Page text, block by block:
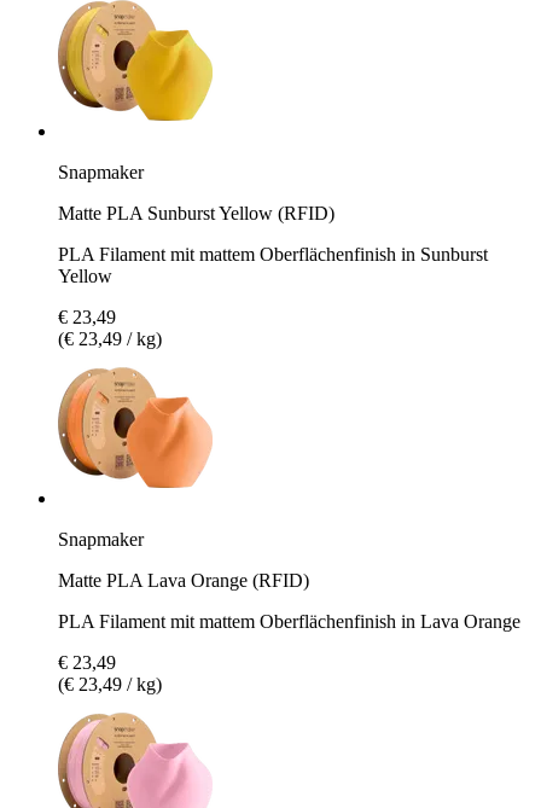
Snapmaker
Matte PLA Sunburst Yellow (RFID)
PLA Filament mit mattem Oberflächenfinish in Sunburst
Yellow
€ 23,49
(€ 23,49 / kg)
Snapmaker
Matte PLA Lava Orange (RFID)
PLA Filament mit mattem Oberflächenfinish in Lava Orange
€ 23,49
(€ 23,49 / kg)